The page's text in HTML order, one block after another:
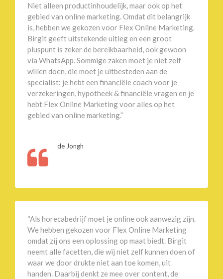
Niet alleen productinhoudelijk, maar ook op het
gebied van online marketing. Omdat dit belangrijk
is, hebben we gekozen voor Flex Online Marketing.
Birgit geeft uitstekende uitleg en een groot
pluspunt is zeker de bereikbaarheid, ook gewoon
via WhatsApp. Sommige zaken moet je niet zelf
willen doen, die moet je uitbesteden aan de
specialist: je hebt een financiële coach voor je
verzekeringen, hypotheek & financiële vragen en je
hebt Flex Online Marketing voor alles op het
gebied van online marketing.”
de Jongh
“Als horecabedrijf moet je online ook aanwezig zijn.
We hebben gekozen voor Flex Online Marketing
omdat zij ons een oplossing op maat biedt. Birgit
neemt alle facetten, die wij niet zelf kunnen doen of
waar we door drukte niet aan toe komen, uit
handen. Daarbij denkt ze mee over content, de